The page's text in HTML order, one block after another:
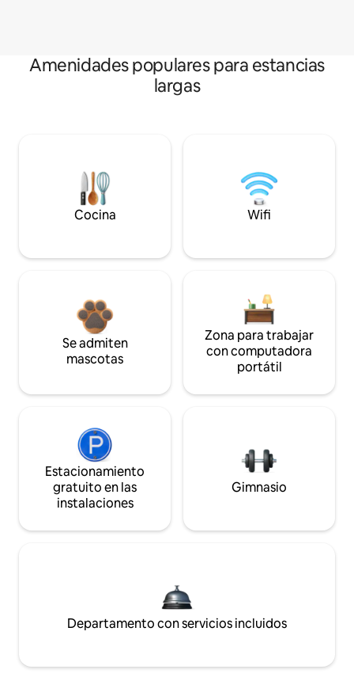
Amenidades populares para estancias
largas
Cocina Wifi
Se admiten
mascotas
Zona para trabajar
con computadora
portátil
Estacionamiento
gratuito en las
instalaciones
Gimnasio
Departamento con servicios incluidos